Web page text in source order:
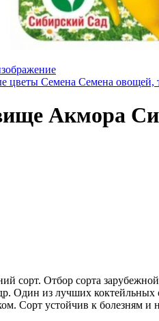
цветы Семена Семена овощей,
Акмора
сорт. Отбор сорта
Один из лучших коктейльных
Сорт устойчив к болезням и